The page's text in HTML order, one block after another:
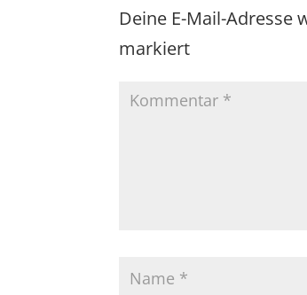
Deine E-Mail-
markiert